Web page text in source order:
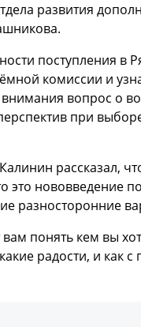
развития
поступления в
комиссии и
вопрос о
при
рассказал,
это нововведение
разносторонние
понять кем вы
радости, и